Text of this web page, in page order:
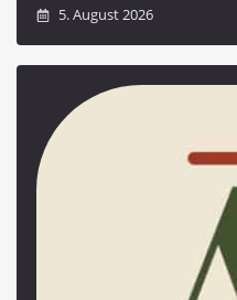
5. August 2026